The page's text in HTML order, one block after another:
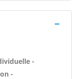
-
-